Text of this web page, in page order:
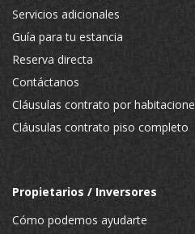
Servicios adicionales
Guía para tu estancia
Reserva directa
Contáctanos
Cláusulas contrato por
Cláusulas contrato piso completo
Propietarios / Inversores
Cómo podemos ayudarte